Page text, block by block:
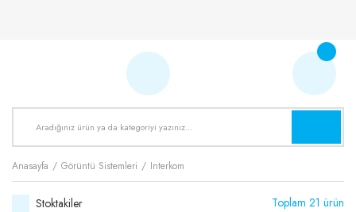
Anasayfa Görüntü Sistemleri Interkom
Stoktakiler Toplam 21 ürün